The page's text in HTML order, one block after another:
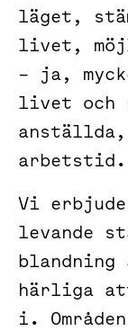
läget,
livet,
– ja,
livet och
arbetstid.
Vi
levande
härliga
i.